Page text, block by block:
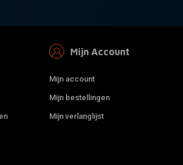
Mijn Account
Mijn account
Mijn bestellingen
Mijn verlanglijst